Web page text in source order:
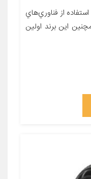
از فناوري‌هاي
اين برند اولين